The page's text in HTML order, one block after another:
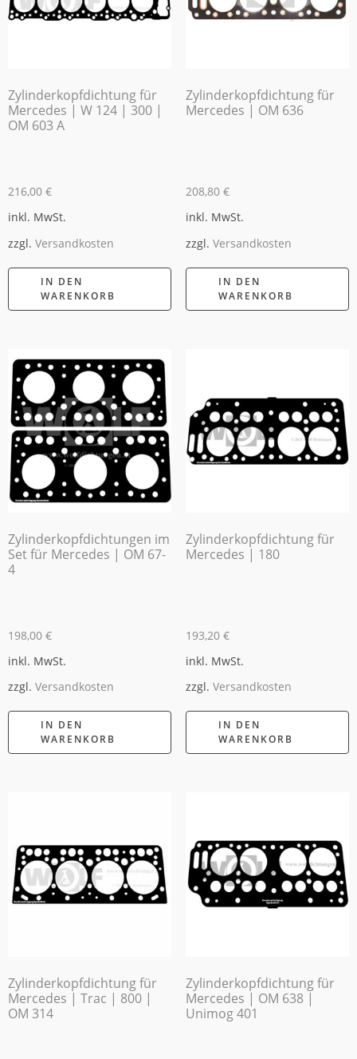
Zylinderkopfdichtung für
Mercedes | W 124 | 300 |
OM 603 A
216,00 €
inkl. MwSt.
zzgl. Versandkosten
IN DEN
WARENKORB
Zylinderkopfdichtung für
Mercedes | OM 636
208,80 €
inkl. MwSt.
zzgl. Versandkosten
IN DEN
WARENKORB
Zylinderkopfdichtungen im
Set für Mercedes | OM 67-
4
198,00 €
inkl. MwSt.
zzgl. Versandkosten
IN DEN
WARENKORB
Zylinderkopfdichtung für
Mercedes | 180
193,20 €
inkl. MwSt.
zzgl. Versandkosten
IN DEN
WARENKORB
Zylinderkopfdichtung für
Mercedes | Trac | 800 |
OM 314
Zylinderkopfdichtung für
Mercedes | OM 638 |
Unimog 401